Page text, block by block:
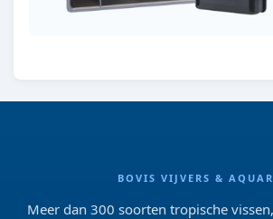
BOVIS VIJVERS &
Meer dan 300 soorten tropische